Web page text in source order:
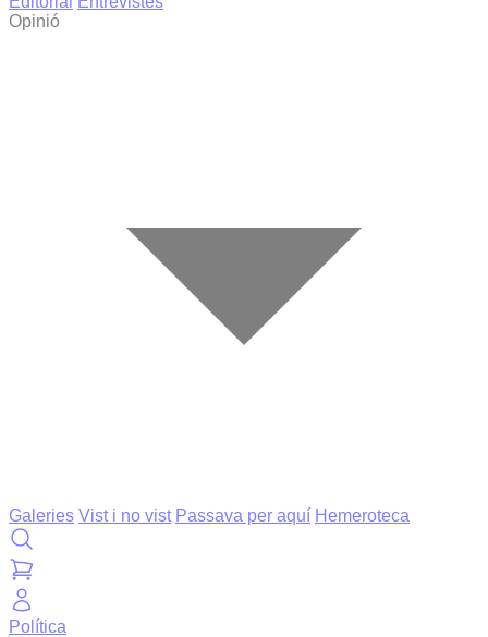
Opinió
Galeries Vist i no vist Passava per aquí Hemeroteca
Política